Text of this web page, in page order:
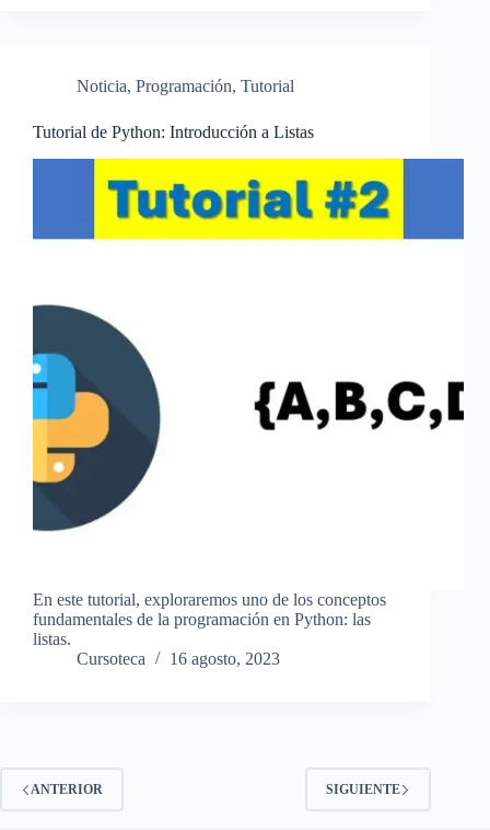
Noticia, Programación, Tutorial
Tutorial de Python: Introducción a Listas
En este tutorial, exploraremos uno de los conceptos
fundamentales de la programación en Python: las
listas.
Cursoteca
16 agosto, 2023
ANTERIOR SIGUIENTE